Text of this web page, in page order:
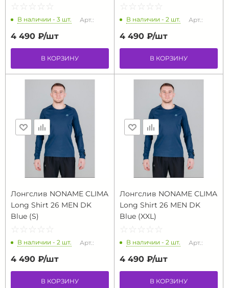
☆ ☆ ☆ ☆ ☆
★ ★ ★ ★ ★
В наличии - 3 шт. Арт.:
4 490 ₽/шт
В КОРЗИНУ
☆ ☆ ☆ ☆ ☆
★ ★ ★ ★ ★
В наличии - 2 шт. Арт.:
4 490 ₽/шт
В КОРЗИНУ
Лонгслив NONAME CLIMA
Long Shirt 26 MEN DK
Blue (S)
☆ ☆ ☆ ☆ ☆
★ ★ ★ ★ ★
В наличии - 2 шт. Арт.:
4 490 ₽/шт
В КОРЗИНУ
Лонгслив NONAME CLIMA
Long Shirt 26 MEN DK
Blue (XXL)
☆ ☆ ☆ ☆ ☆
★ ★ ★ ★ ★
В наличии - 2 шт. Арт.:
4 490 ₽/шт
В КОРЗИНУ